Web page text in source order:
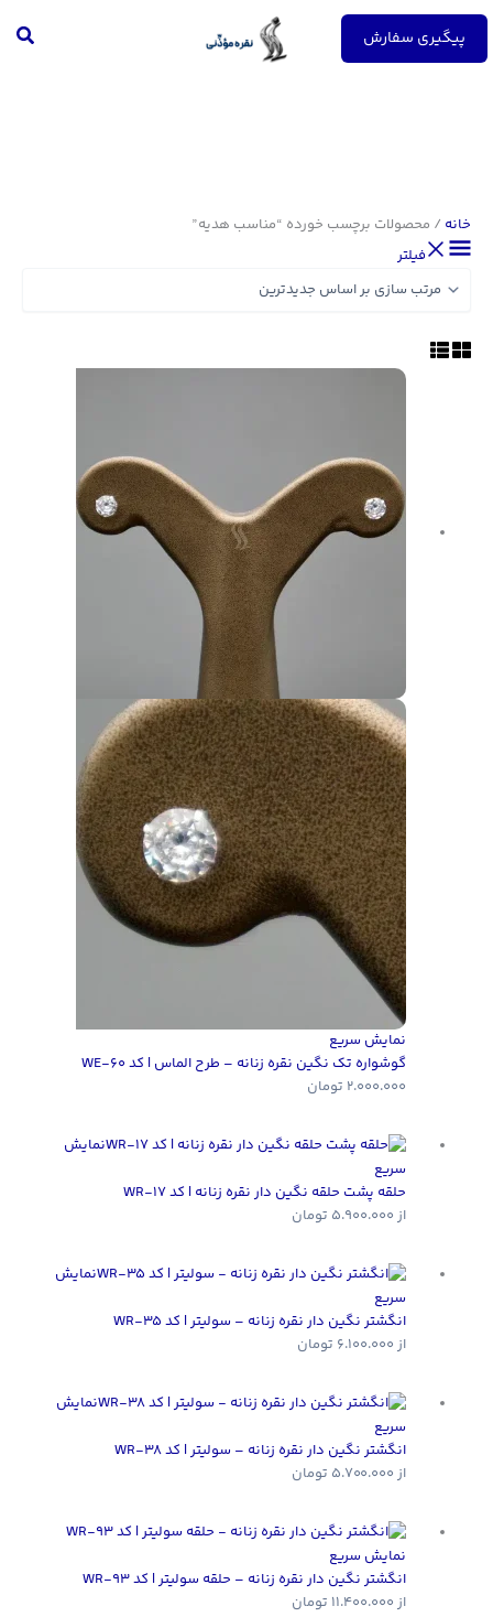
پرش
محتوا
پیگیری سفارش
خانه / محصولات برچسب خورده “مناسب هدیه”
فیلتر
نمایش سریع
گوشواره تک نگین نقره زنانه – طرح الماس | کد WE-60
2.000.000 تومان
نمایش
سریع
حلقه پشت حلقه نگین دار نقره زنانه | کد WR-17
از 5.900.000 تومان
نمایش
سریع
انگشتر نگین دار نقره زنانه – سولیتر | کد WR-35
از 6.100.000 تومان
نمایش
سریع
انگشتر نگین دار نقره زنانه – سولیتر | کد WR-38
از 5.700.000 تومان
نمایش سریع
انگشتر نگین دار نقره زنانه – حلقه سولیتر | کد WR-93
از 11.400.000 تومان